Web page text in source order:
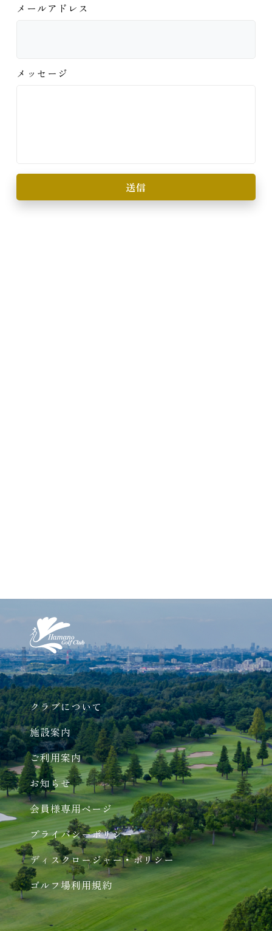
メールアドレス
メッセージ
クラブについて
施設案内
ご利用案内
お知らせ
会員様専用ページ
プライバシーポリシー
ディスクロージャー・ポリシー
ゴルフ場利用規約